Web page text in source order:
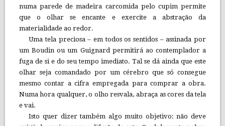
numa parede de madeira carcomida pelo cupim permite
que o olhar se encante e exercite a abstração da
materialidade ao redor.
Uma tela preciosa – em todos os sentidos – assinada por
um Boudin ou um Guignard permitirá ao contemplador a
fuga de si e do seu tempo imediato. Tal se dá ainda que este
olhar seja comandado por um cérebro que só consegue
mesmo contar a cifra empregada para comprar a obra.
Numa hora qualquer, o olho resvala, abraça as cores da tela
e vai.
Isto quer dizer também algo muito objetivo: não deve